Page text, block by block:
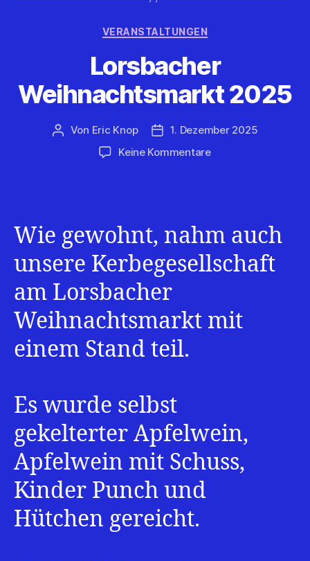
Kategorien
VERANSTALTUNGEN
Lorsbacher
Weihnachtsmarkt 2025
Beitragsautor
Von Eric Knop Veröffentlichungsdatum
1. Dezember 2025
Keine Kommentarezu
Wie gewohnt, nahm auch
unsere Kerbegesellschaft
am Lorsbacher
Weihnachtsmarkt mit
einem Stand teil.
Es wurde selbst
gekelterter Apfelwein,
Apfelwein mit Schuss,
Kinder Punch und
Hütchen gereicht.